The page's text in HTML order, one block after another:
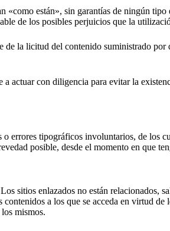
están», sin garantías de ningún
los posibles perjuicios que la
licitud del contenido suministrado por
con diligencia para evitar la
o errores tipográficos involuntarios, de
posible, desde el momento en que
sitios enlazados no están relacionados,
a los que se acceda en virtud de
mismos.